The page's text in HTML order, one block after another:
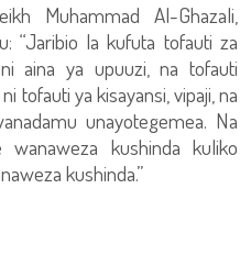
Muhammad Al-Ghazali,
“Jaribio la kufuta tofauti za
aina ya upuuzi, na tofauti
tofauti ya kisayansi, vipaji, na
unayotegemea. Na
kushinda kuliko
kushinda.”